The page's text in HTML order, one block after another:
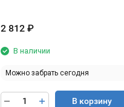
2 812 ₽
В наличии
Можно забрать сегодня
В корзину